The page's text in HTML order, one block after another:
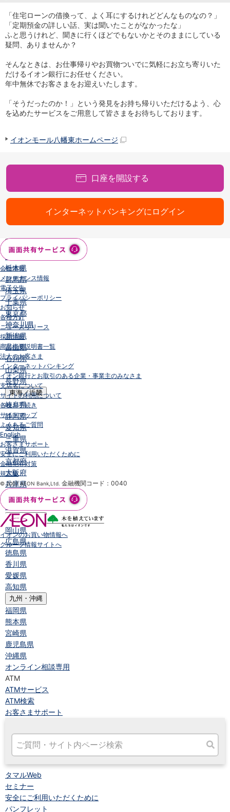
サービス
Myステージ
相続・税務のご相談
電子マネーWAON
セキュリティ
インボイス
その他サービス
金利
キャンペーン
店舗
北海道
岩手県
宮城県
山形県
関東／北陸・甲信越
茨城県
栃木県
群馬県
埼玉県
千葉県
東京都
神奈川県
新潟県
富山県
石川県
山梨県
長野県
東海／近畿
岐阜県
静岡県
愛知県
三重県
滋賀県
京都府
大阪府
兵庫県
奈良県
和歌山県
中国／四国
岡山県
広島県
徳島県
香川県
愛媛県
高知県
九州・沖縄
福岡県
熊本県
宮崎県
鹿児島県
沖縄県
オンライン相談専用
ATM
ATMサービス
ATM検索
お客さまサポート
タマルWeb
セミナー
安全にご利用いただくために
パンフレット
「住宅ローンの借換って、よく耳にするけれどどんなものなの？」
「定期預金の詳しい話、実は聞いたことがなかったな」
ふと思うけれど、聞きに行くほどでもないかとそのままにしている
疑問、ありませんか？
そんなときは、お仕事帰りやお買物ついでに気軽にお立ち寄りいた
だけるイオン銀行にお任せください。
年中無休でお客さまをお迎えいたします。
「そうだったのか！」という発見をお持ち帰りいただけるよう、心
を込めたサービスをご用意して皆さまをお待ちしております。
イオンモール八幡東ホームページ
口座を開設する
インターネットバンキングにログイン
会社情報
メンテナンス情報
電子公告
プライバシーポリシー
お知らせ
各種方針
ニュースリリース
採用情報
商品概要説明書一覧
法人のお客さま
インターネットバンキング
イオン銀行とお取引のある企業・事業主のみなさま
支店名について
サイトの利用について
各種お手続き
サイトマップ
よくあるご質問
English
お客さまサポート
安全にご利用いただくために
金融犯罪対策
規定集
© 2007 AEON Bank,Ltd. 金融機関コード：0040
イオンのお買い物情報へ
グループ情報サイトへ